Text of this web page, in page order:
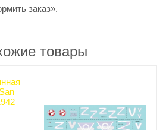
заказ».
товары